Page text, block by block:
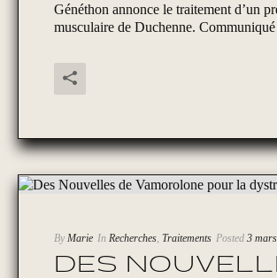
Généthon annonce le traitement d’un
musculaire de Duchenne.
By Marie In Recherches, Traitements Posted 3
DES